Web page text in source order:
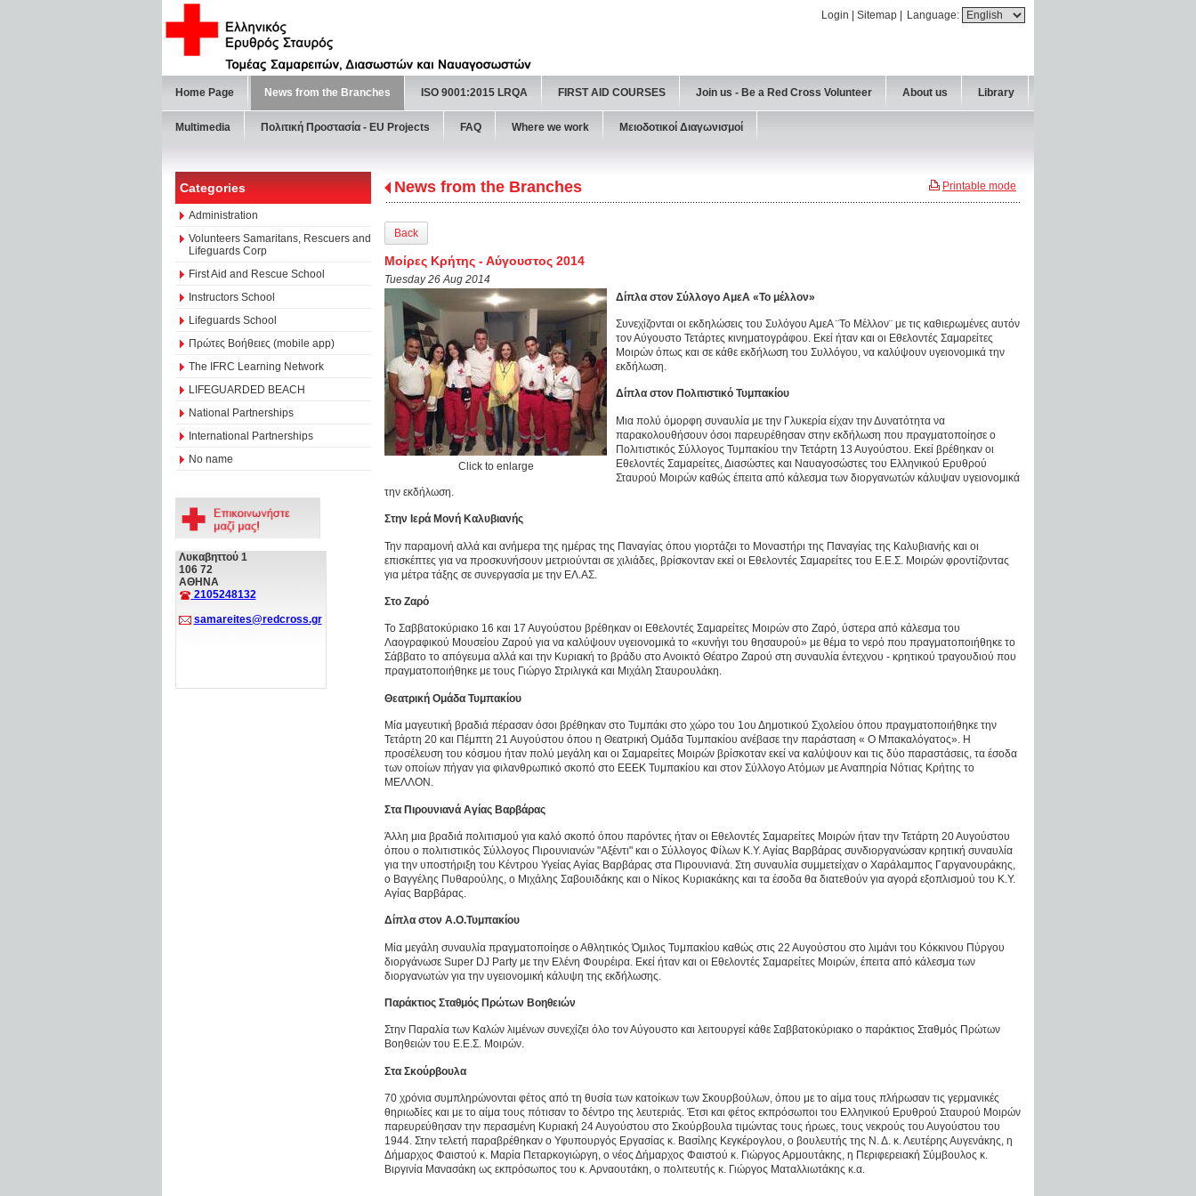
Language:
Login Sitemap
Home Page News from the Branches ISO 9001:2015 LRQA FIRST AID COURSES Join us - Be a Red Cross Volunteer About us Library
Multimedia Πολιτική Προστασία - ΕU Projects FAQ Where we work Μειοδοτικοί Διαγωνισμοί
Categories
Administration
Volunteers Samaritans, Rescuers and
Lifeguards Corp
First Aid and Rescue School
Instructors School
Lifeguards School
Πρώτες Βοήθειες (mobile app)
The IFRC Learning Network
LIFEGUARDED BEACH
National Partnerships
International Partnerships
No name
Λυκαβηττού 1
106 72
ΑΘΗΝΑ
2105248132
samareites@redcross.gr
Printable mode
News from the Branches
Back
Μοίρες Κρήτης - Αύγουστος 2014
Tuesday 26 Aug 2014
Click to enlarge
Δίπλα στον Σύλλογο ΑμεΑ «Το μέλλον»
Συνεχίζονται οι εκδηλώσεις του Συλόγου ΑμεΑ ¨Το Μέλλον¨ με τις καθιερωμένες αυτόν
τον Αύγουστο Τετάρτες κινηματογράφου. Εκεί ήταν και οι Εθελοντές Σαμαρείτες
Μοιρών όπως και σε κάθε εκδήλωση του Συλλόγου, να καλύψουν υγειονομικά την
εκδήλωση.
Δίπλα στον Πολιτιστικό Τυμπακίου
Μια πολύ όμορφη συναυλία με την Γλυκερία είχαν την Δυνατότητα να
παρακολουθήσουν όσοι παρευρέθησαν στην εκδήλωση που πραγματοποίησε ο
Πολιτιστικός Σύλλογος Τυμπακίου την Τετάρτη 13 Αυγούστου. Εκεί βρέθηκαν οι
Εθελοντές Σαμαρείτες, Διασώστες και Ναυαγοσώστες του Ελληνικού Ερυθρού
Σταυρού Μοιρών καθώς έπειτα από κάλεσμα των διοργανωτών κάλυψαν υγειονομικά
την εκδήλωση.
Στην Ιερά Μονή Καλυβιανής
Την παραμονή αλλά και ανήμερα της ημέρας της Παναγίας όπου γιορτάζει το Μοναστήρι της Παναγίας της Καλυβιανής και οι
επισκέπτες για να προσκυνήσουν μετριούνται σε χιλιάδες, βρίσκονταν εκεί οι Εθελοντές Σαμαρείτες του Ε.Ε.Σ. Μοιρών φροντίζοντας
για μέτρα τάξης σε συνεργασία με την ΕΛ.ΑΣ.
Στο Ζαρό
Το Σαββατοκύριακο 16 και 17 Αυγούστου βρέθηκαν οι Εθελοντές Σαμαρείτες Μοιρών στο Ζαρό, ύστερα από κάλεσμα του
Λαογραφικού Μουσείου Ζαρού για να καλύψουν υγειονομικά το «κυνήγι του θησαυρού» με θέμα το νερό που πραγματοποιήθηκε το
Σάββατο το απόγευμα αλλά και την Κυριακή το βράδυ στο Ανοικτό Θέατρο Ζαρού στη συναυλία έντεχνου - κρητικού τραγουδιού που
πραγματοποιήθηκε με τους Γιώργο Στριλιγκά και Μιχάλη Σταυρουλάκη.
Θεατρική Ομάδα Τυμπακίου
Μία μαγευτική βραδιά πέρασαν όσοι βρέθηκαν στο Τυμπάκι στο χώρο του 1ου Δημοτικού Σχολείου όπου πραγματοποιήθηκε την
Τετάρτη 20 και Πέμπτη 21 Αυγούστου όπου η Θεατρική Ομάδα Τυμπακίου ανέβασε την παράσταση « Ο Μπακαλόγατος». Η
προσέλευση του κόσμου ήταν πολύ μεγάλη και οι Σαμαρείτες Μοιρών βρίσκοταν εκεί να καλύψουν και τις δύο παραστάσεις, τα έσοδα
των οποίων πήγαν για φιλανθρωπικό σκοπό στο ΕΕΕΚ Τυμπακίου και στον Σύλλογο Ατόμων με Αναπηρία Νότιας Κρήτης το
ΜΕΛΛΟΝ.
Στα Πιρουνιανά Αγίας Βαρβάρας
Άλλη μια βραδιά πολιτισμού για καλό σκοπό όπου παρόντες ήταν οι Εθελοντές Σαμαρείτες Μοιρών ήταν την Τετάρτη 20 Αυγούστου
όπου ο πολιτιστικός Σύλλογος Πιρουνιανών "Αξέντι" και ο Σύλλογος Φίλων Κ.Υ. Αγίας Βαρβάρας συνδιοργανώσαν κρητική συναυλία
για την υποστήριξη του Κέντρου Υγείας Αγίας Βαρβάρας στα Πιρουνιανά. Στη συναυλία συμμετείχαν ο Χαράλαμπος Γαργανουράκης,
ο Βαγγέλης Πυθαρούλης, ο Μιχάλης Σαβουιδάκης και ο Νίκος Κυριακάκης και τα έσοδα θα διατεθούν για αγορά εξοπλισμού του Κ.Υ.
Αγίας Βαρβάρας.
Δίπλα στον Α.Ο.Τυμπακίου
Μία μεγάλη συναυλία πραγματοποίησε ο Αθλητικός Όμιλος Τυμπακίου καθώς στις 22 Αυγούστου στο λιμάνι του Κόκκινου Πύργου
διοργάνωσε Super DJ Party με την Ελένη Φουρέιρα. Εκεί ήταν και οι Εθελοντές Σαμαρείτες Μοιρών, έπειτα από κάλεσμα των
διοργανωτών για την υγειονομική κάλυψη της εκδήλωσης.
Παράκτιος Σταθμός Πρώτων Βοηθειών
Στην Παραλία των Καλών λιμένων συνεχίζει όλο τον Αύγουστο και λειτουργεί κάθε Σαββατοκύριακο ο παράκτιος Σταθμός Πρώτων
Βοηθειών του Ε.Ε.Σ. Μοιρών.
Στα Σκούρβουλα
70 χρόνια συμπληρώνονται φέτος από τη θυσία των κατοίκων των Σκουρβούλων, όπου με το αίμα τους πλήρωσαν τις γερμανικές
θηριωδίες και με το αίμα τους πότισαν το δέντρο της λευτεριάς. Έτσι και φέτος εκπρόσωποι του Ελληνικού Ερυθρού Σταυρού Μοιρών
παρευρεύθησαν την περασμένη Κυριακή 24 Αυγούστου στο Σκούρβουλα τιμώντας τους ήρωες, τους νεκρούς του Αυγούστου του
1944. Στην τελετή παραβρέθηκαν ο Υφυπουργός Εργασίας κ. Βασίλης Κεγκέρογλου, ο βουλευτής της Ν. Δ. κ. Λευτέρης Αυγενάκης, η
Δήμαρχος Φαιστού κ. Μαρία Πεταρκογιώργη, ο νέος Δήμαρχος Φαιστού κ. Γιώργος Αρμουτάκης, η Περιφερειακή Σύμβουλος κ.
Βιργινία Μανασάκη ως εκπρόσωπος του κ. Αρναουτάκη, ο πολιτευτής κ. Γιώργος Ματαλλιωτάκης κ.α.